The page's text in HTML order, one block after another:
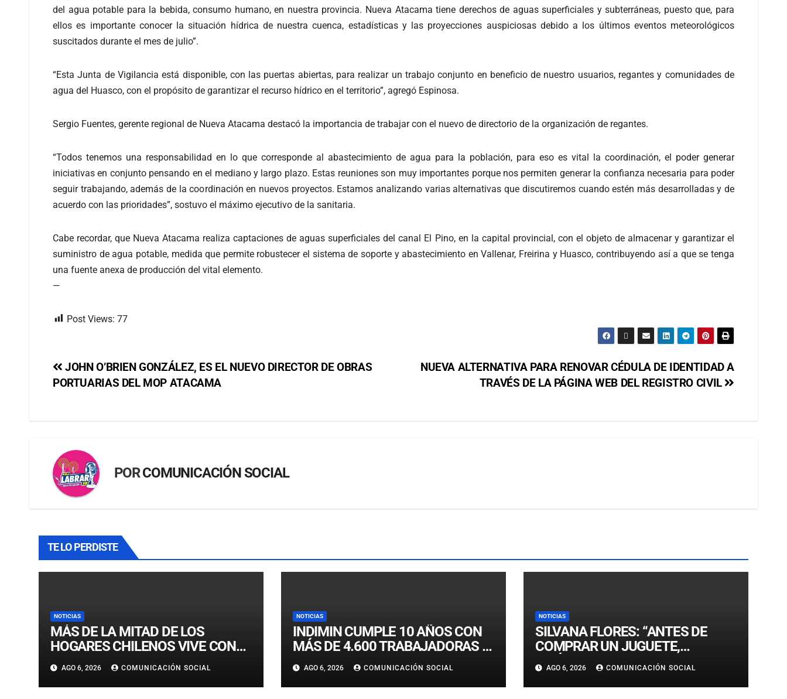
del agua potable para la bebida, consumo humano, en nuestra provincia. Nueva Atacama tiene derechos de aguas superficiales y subterráneas, puesto que, para
ellos es importante conocer la situación hídrica de nuestra cuenca, estadísticas y las proyecciones auspiciosas debido a los últimos eventos meteorológicos
suscitados durante el mes de julio”.
“Esta Junta de Vigilancia está disponible, con las puertas abiertas, para realizar un trabajo conjunto en beneficio de nuestro usuarios, regantes y comunidades de
agua del Huasco, con el propósito de garantizar el recurso hídrico en el territorio”, agregó Espinosa.
Sergio Fuentes, gerente regional de Nueva Atacama destacó la importancia de trabajar con el nuevo de directorio de la organización de regantes.
“Todos tenemos una responsabilidad en lo que corresponde al abastecimiento de agua para la población, para eso es vital la coordinación, el poder generar
iniciativas en conjunto pensando en el mediano y largo plazo. Estas reuniones son muy importantes porque nos permiten generar la confianza necesaria para poder
seguir trabajando, además de la coordinación en nuevos proyectos. Estamos analizando varias alternativas que discutiremos cuando estén más desarrolladas y de
acuerdo con las prioridades”, sostuvo el máximo ejecutivo de la sanitaria.
Cabe recordar, que Nueva Atacama realiza captaciones de aguas superficiales del canal El Pino, en la capital provincial, con el objeto de almacenar y garantizar el
suministro de agua potable, medida que permite robustecer el sistema de soporte y abastecimiento en Vallenar, Freirina y Huasco, contribuyendo así a que se tenga
una fuente anexa de producción del vital elemento.
—
Post Views: 77
NUEVA ALTERNATIVA PARA RENOVAR CÉDULA DE IDENTIDAD A
TRAVÉS DE LA PÁGINA WEB DEL REGISTRO CIVIL
JOHN O’BRIEN GONZÁLEZ, ES EL NUEVO DIRECTOR DE OBRAS
PORTUARIAS DEL MOP ATACAMA
PORCOMUNICACIÓN SOCIAL
TE LO PERDISTE
NOTICIAS
MÁS DE LA MITAD DE LOS
HOGARES CHILENOS VIVE CON
UN GATO: LAS CLAVES PARA
CUIDARLOS Y PREVENIR
PROBLEMAS DE SALUD
AGO 6, 2026 COMUNICACIÓN SOCIAL
NOTICIAS
INDIMIN CUMPLE 10 AÑOS CON
MÁS DE 4.600 TRABAJADORAS Y
TRABAJADORES IMPACTADOS
POR SUS SOLUCIONES
TECNOLÓGICAS EN MINERÍA
AGO 6, 2026 COMUNICACIÓN SOCIAL
NOTICIAS
SILVANA FLORES: “ANTES DE
COMPRAR UN JUGUETE,
INFÓRMESE Y VERIFIQUE QUE
CUMPLA CON LA NORMATIVA
SANITARIA VIGENTE”
AGO 6, 2026 COMUNICACIÓN SOCIAL